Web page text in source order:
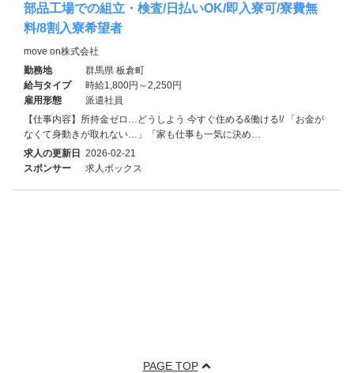
部品工場での組立・検査/日払いOK/即入寮可/寮費無
料/8割入寮希望者
move on株式会社
勤務地
群馬県 板倉町
給与タイプ
時給1,800円～2,250円
雇用形態
派遣社員
【仕事内容】所持金ゼロ…どうしよう 今すぐ住める&働ける!/ 「お金が
なくて身動きが取れない…」「家も仕事も一気に決め…
求人の更新日 2026-02-21
スポンサー
求人ボックス
PAGE TOP